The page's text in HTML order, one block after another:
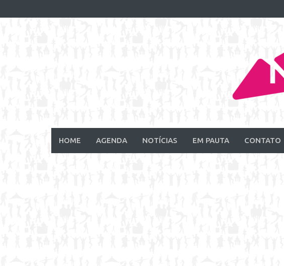
to
HOME AGENDA NOTÍCIAS EM PAUTA CONTATO